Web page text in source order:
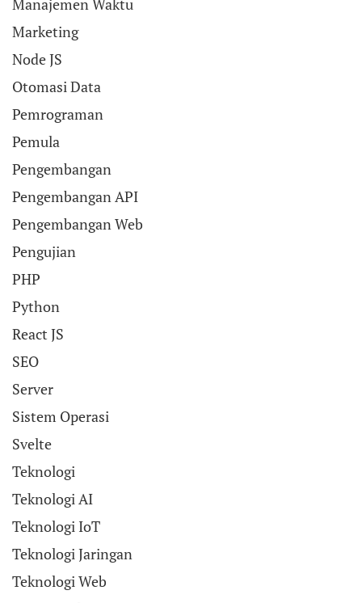
Manajemen Waktu
Marketing
Node JS
Otomasi Data
Pemrograman
Pemula
Pengembangan
Pengembangan API
Pengembangan Web
Pengujian
PHP
Python
React JS
SEO
Server
Sistem Operasi
Svelte
Teknologi
Teknologi AI
Teknologi IoT
Teknologi Jaringan
Teknologi Web